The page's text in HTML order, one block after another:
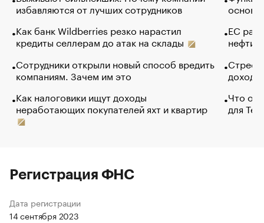
избавляются от лучших сотрудников
Как банк Wildberries резко нарастил
кредиты селлерам до атак на склады
Сотрудники открыли новый способ вредить
компаниям. Зачем им это
Как налоговики ищут доходы
неработающих покупателей яхт и квартир
основ
ЕС
нефти
Что
для
Регистрация ФНС
Дата регистрации
14 сентября 2023